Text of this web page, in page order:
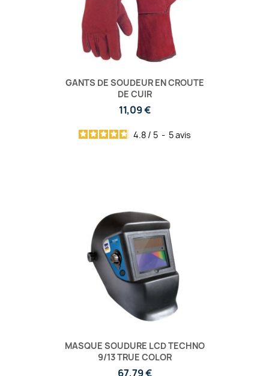
GANTS DE SOUDEUR EN CROUTE
DE CUIR
11,09 €
4.8 / 5 - 5avis
MASQUE SOUDURE LCD TECHNO
9/13 TRUE COLOR
67,79 €